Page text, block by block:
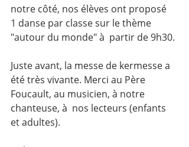
notre côté, nos élèves ont proposé
1 danse par classe sur le thème
"autour du monde" à  partir de 9h30.
Juste avant, la messe de kermesse a
été très vivante. Merci au Père
Foucault, au musicien, à notre
chanteuse, à  nos lecteurs (enfants
et adultes).